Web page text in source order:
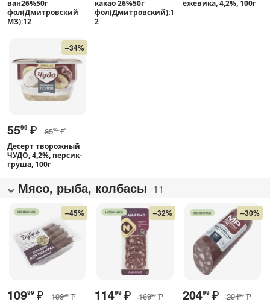
ван26%50г
фол(Дмитровский
МЗ):12
какао 26%50г
фол(Дмитровский):1
2
ежевика, 4,2%, 100г
–34%
5599 ₽ 8599 ₽
Десерт творожный
ЧУДО, 4,2%, персик-
груша, 100г
Мясо, рыба, колбасы 11
–45%
10999 ₽ 19999 ₽
–32%
11499 ₽ 16999 ₽
–30%
20499 ₽ 29499 ₽